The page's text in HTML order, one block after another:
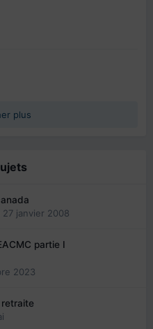
plus
27 janvier 2008
partie I
2023